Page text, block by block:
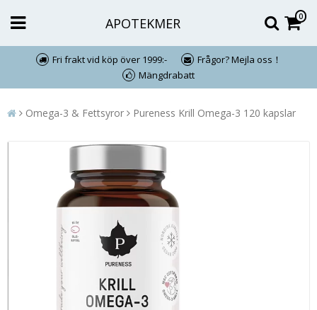
APOTEKMER 0
Fri frakt vid köp över 1999:-
Frågor? Mejla oss！
Mängdrabatt
Omega-3 & Fettsyror Pureness Krill Omega-3 120 kapslar